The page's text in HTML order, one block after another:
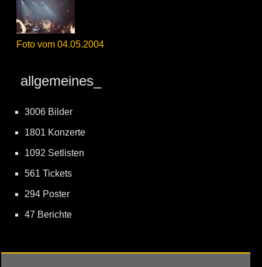
Foto vom 04.05.2004
allgemeines_
3006 Bilder
1801 Konzerte
1092 Setlisten
561 Tickets
294 Poster
47 Berichte